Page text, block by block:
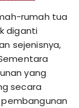
rumah tua
diganti
sejenisnya,
yang
secara